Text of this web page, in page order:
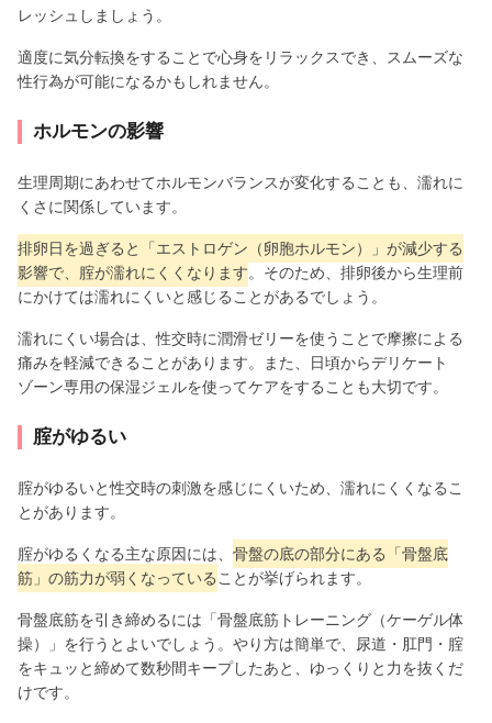
レッシュしましょう。
適度に気分転換をすることで心身をリラックスでき、スムーズな
性行為が可能になるかもしれません。
ホルモンの影響
生理周期にあわせてホルモンバランスが変化することも、濡れに
くさに関係しています。
排卵日を過ぎると「エストロゲン（卵胞ホルモン）」が減少する
影響で、腟が濡れにくくなります。そのため、排卵後から生理前
にかけては濡れにくいと感じることがあるでしょう。
濡れにくい場合は、性交時に潤滑ゼリーを使うことで摩擦による
痛みを軽減できることがあります。また、日頃からデリケート
ゾーン専用の保湿ジェルを使ってケアをすることも大切です。
腟がゆるい
腟がゆるいと性交時の刺激を感じにくいため、濡れにくくなるこ
とがあります。
腟がゆるくなる主な原因には、 骨盤の底の部分にある「骨盤底
筋」の筋力が弱くなっている ことが挙げられます。
骨盤底筋を引き締めるには「骨盤底筋トレーニング（ケーゲル体
操）」を行うとよいでしょう。やり方は簡単で、尿道・肛門・腟
をキュッと締めて数秒間キープしたあと、ゆっくりと力を抜くだ
けです。